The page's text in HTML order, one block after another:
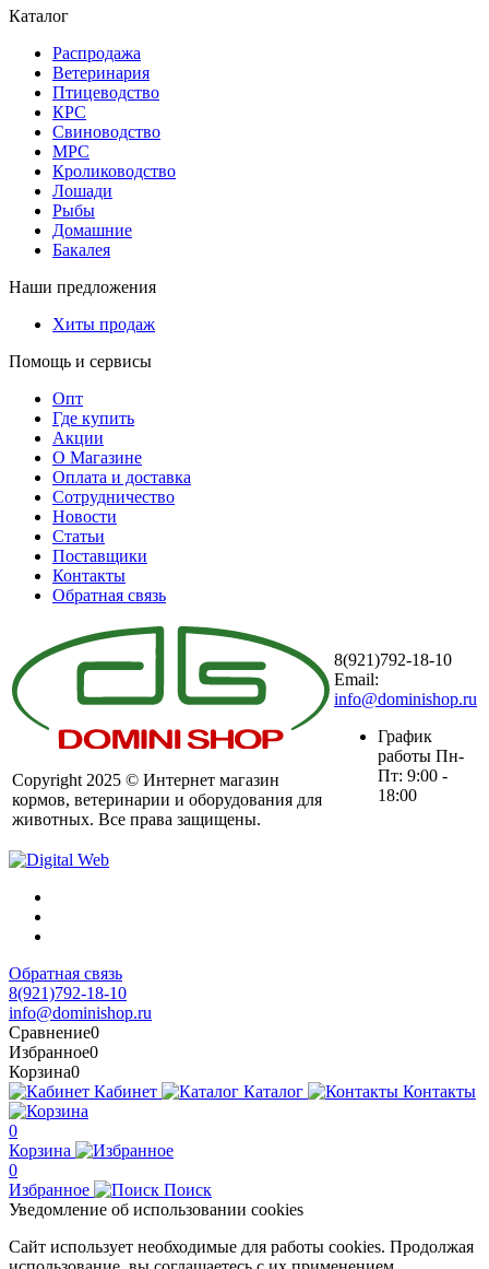
Каталог
Распродажа
Ветеринария
Птицеводство
КРС
Свиноводство
МРС
Кролиководство
Лошади
Рыбы
Домашние
Бакалея
Наши предложения
Хиты продаж
Помощь и сервисы
Опт
Где купить
Акции
О Магазине
Оплата и доставка
Сотрудничество
Новости
Статьи
Поставщики
Контакты
Обратная связь
Copyright 2025 © Интернет магазин
кормов, ветеринарии и оборудования для
животных. Все права защищены.
8(921)792-18-10
Email:
info@dominishop.ru
График
работы Пн-
Пт: 9:00 -
18:00
Обратная связь
8(921)792-18-10
info@dominishop.ru
Сравнение0
Избранное0
Корзина0
Кабинет
Каталог Контакты
0
Корзина
0
Избранное
Поиск
Уведомление об использовании cookies
Сайт использует необходимые для работы cookies. Продолжая